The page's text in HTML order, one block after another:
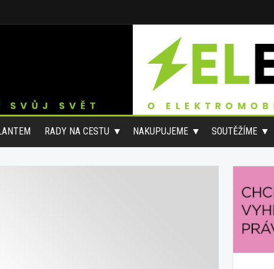
RADY NA CESTU NAKUPUJEME SOUTĚŽÍME